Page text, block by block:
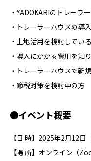
・YADOKARIのトレーラ
・トレーラーハウスの導
・土地活用を検討してい
・導入にかかる費用を知
・トレーラーハウスで新
・節税対策を検討中の方
●イベント概要
【日 時】2025年2月12日
【場 所】オンライン（